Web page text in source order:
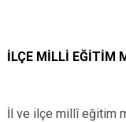
Oğuzeli
Şehitkamil
İLÇE MİLLİ EĞİTİM
İl ve ilçe millî eğitim